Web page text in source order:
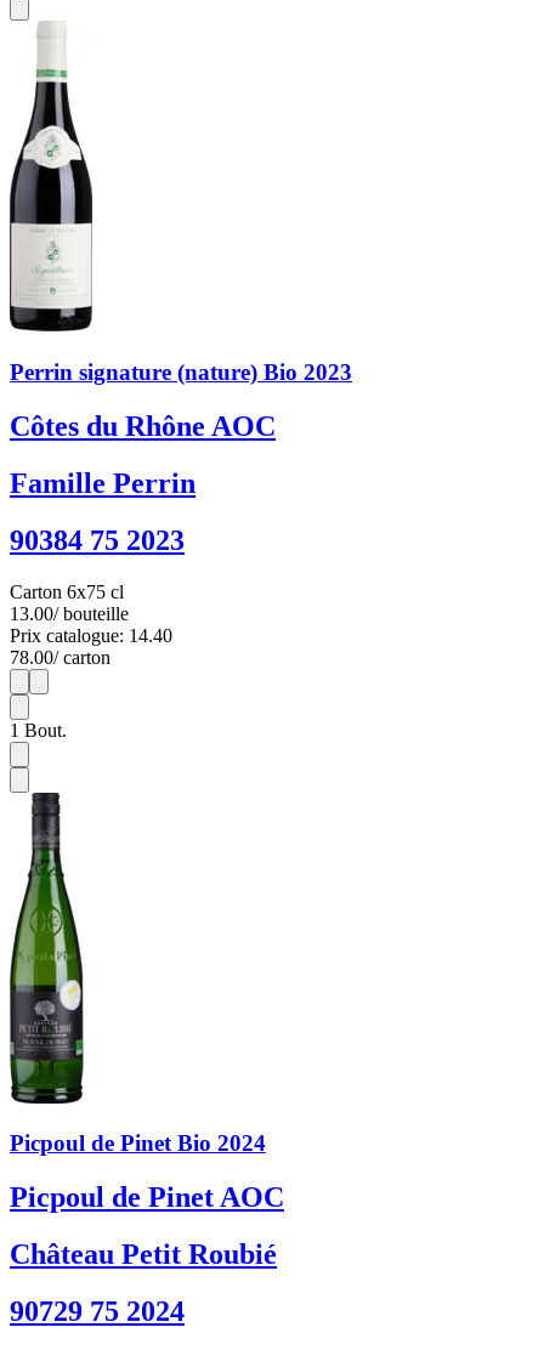
Perrin signature (nature) Bio 2023
Côtes du Rhône AOC
Famille Perrin
90384 75 2023
Carton 6x75 cl
13.00/ bouteille
Prix catalogue: 14.40
78.00/ carton
1
1 Bout.
Picpoul de Pinet Bio 2024
Picpoul de Pinet AOC
Château Petit Roubié
90729 75 2024